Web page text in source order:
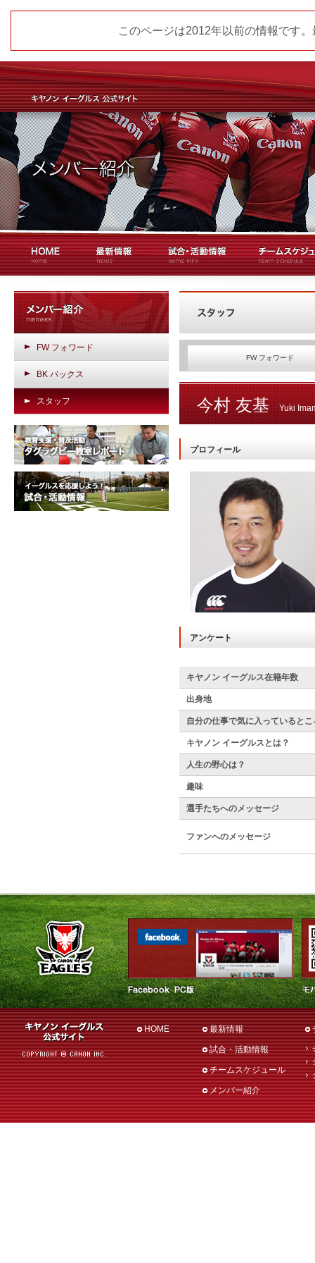
このページは2012年以前の情報です
FW フォワード
BK バックス
スタッフ
FW フォワード
今村 友基 Yuki
プロフィール
アンケート
キヤノン イーグルス在籍年数
出身地
自分の仕事で気に入っているとこ
キヤノン イーグルスとは？
人生の野心は？
趣味
選手たちへのメッセージ
ファンへのメッセージ
HOME 最新情報
試合・活動情報
チームスケジュール
メンバー紹介